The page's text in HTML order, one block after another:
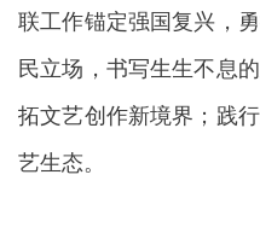
联工作锚定强国复兴，
民立场，书写生生不息
拓文艺创作新境界；践
艺生态。